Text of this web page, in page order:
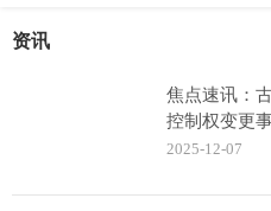
资讯
焦点速讯：
控制权变更
2025-12-07